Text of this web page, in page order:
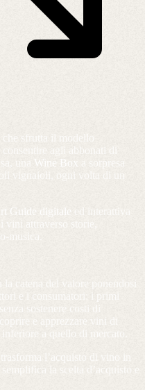
sfrutta il modello
consentire agli abbonati di
una Wine Box
a sorpresa
vignaioli, ogni volta di un
Guide digitale ed interattiva
vini attraverso storie,
musica.
la catena del valore ponendosi
e i consumatori: i primi
sostenere costi di
e apprezzare vini di
inferiore a quello di mercato.
l’acquisto di vino in
la scelta d’acquisto e